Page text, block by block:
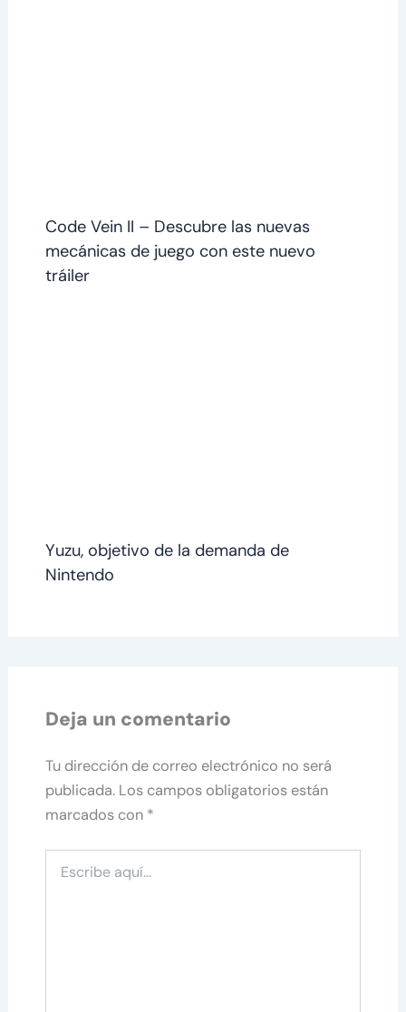
Code Vein II – Descubre las nuevas
mecánicas de juego con este nuevo
tráiler
Yuzu, objetivo de la demanda de
Nintendo
Deja un comentario
Tu dirección de correo electrónico no será
publicada. Los campos obligatorios están
marcados con *
aquí...